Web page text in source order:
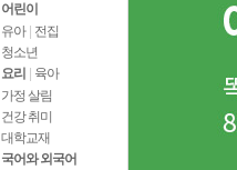
어린이
유아 | 전집
청소년
요리
육아
가정 살림
건강 취미
대학교재
국어와 외국어